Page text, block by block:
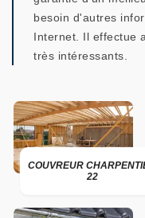
besoin d'autres
Internet. Il effectue
très intéressants.
COUVREUR
22